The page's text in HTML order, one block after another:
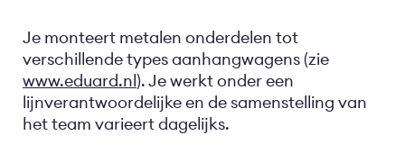
Je monteert metalen onderdelen tot
verschillende types aanhangwagens (zie
www.eduard.nl). Je werkt onder een
lijnverantwoordelijke en de samenstelling van
het team varieert dagelijks.